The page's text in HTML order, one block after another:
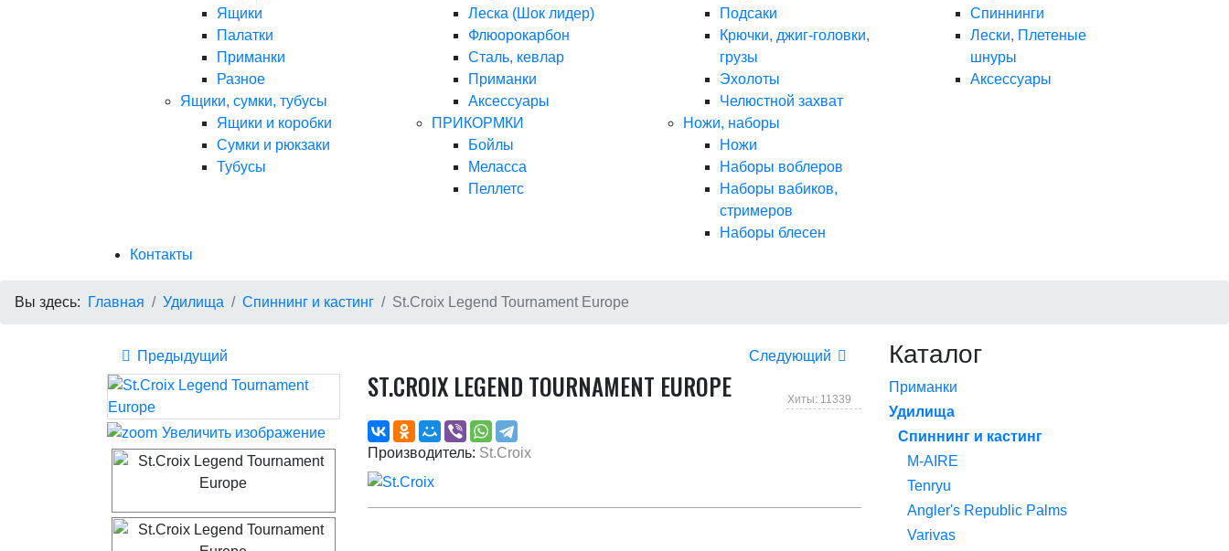
Ящики
Палатки
Приманки
Разное
Ящики, сумки, тубусы
Ящики и коробки
Сумки и рюкзаки
Тубусы
Леска (Шок лидер)
Флюорокарбон
Сталь, кевлар
Приманки
Аксессуары
ПРИКОРМКИ
Бойлы
Меласса
Пеллетс
Подсаки
Крючки, джиг-головки,
грузы
Эхолоты
Челюстной захват
Ножи, наборы
Ножи
Наборы воблеров
Наборы вабиков,
стримеров
Наборы блесен
Спиннинги
Лески, Плетеные
шнуры
Аксессуары
Контакты
Вы здесь: Главная Удилища Спиннинг и кастинг St.Croix Legend Tournament Europe
Предыдущий Следующий
Увеличить изображение
Хиты: 11339
ST.CROIX LEGEND TOURNAMENT EUROPE
Производитель: St.Croix
Каталог
Приманки
Удилища
Спиннинг и кастинг
M-AIRE
Tenryu
Angler's Republic Palms
Varivas